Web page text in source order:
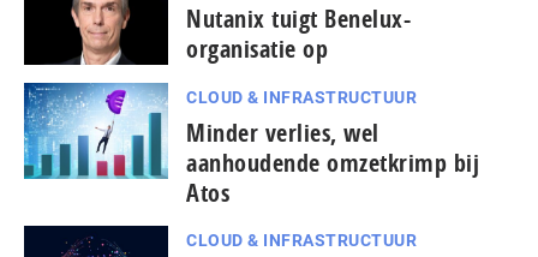
Nutanix tuigt Benelux-
organisatie op
CLOUD & INFRASTRUCTUUR
Minder verlies, wel
aanhoudende omzetkrimp bij
Atos
CLOUD & INFRASTRUCTUUR